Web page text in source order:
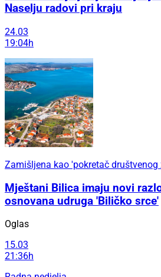
Naselju radovi pri kraju
24.03
19:04h
Zamišljena kao 'pokretač društvenog
Mještani Bilica imaju novi
osnovana udruga 'Biličko srce'
Oglas
15.03
21:36h